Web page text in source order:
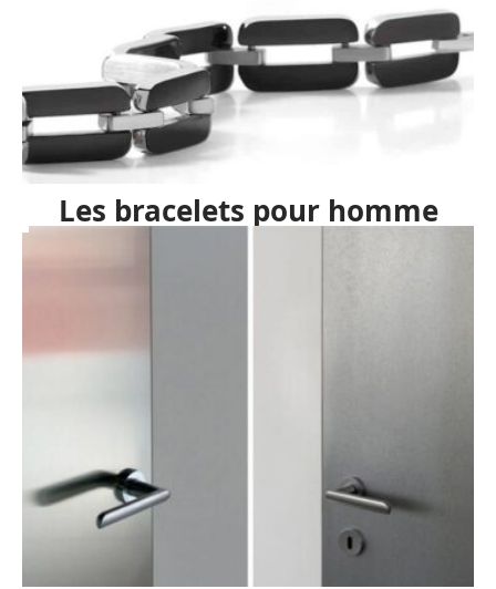
Les bracelets pour homme